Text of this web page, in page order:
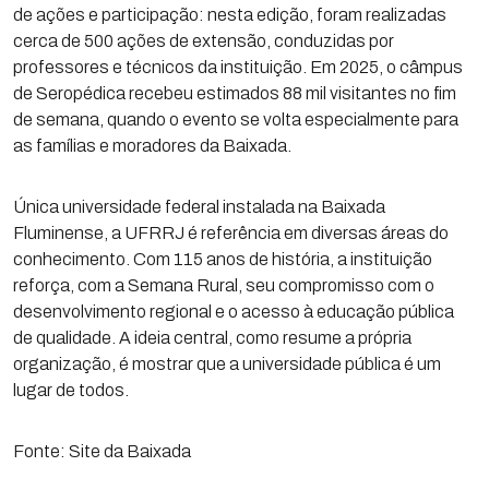
de ações e participação: nesta edição, foram realizadas
cerca de 500 ações de extensão, conduzidas por
professores e técnicos da instituição. Em 2025, o câmpus
de Seropédica recebeu estimados 88 mil visitantes no fim
de semana, quando o evento se volta especialmente para
as famílias e moradores da Baixada.
Única universidade federal instalada na Baixada
Fluminense, a UFRRJ é referência em diversas áreas do
conhecimento. Com 115 anos de história, a instituição
reforça, com a Semana Rural, seu compromisso com o
desenvolvimento regional e o acesso à educação pública
de qualidade. A ideia central, como resume a própria
organização, é mostrar que a universidade pública é um
lugar de todos.
Fonte: Site da Baixada